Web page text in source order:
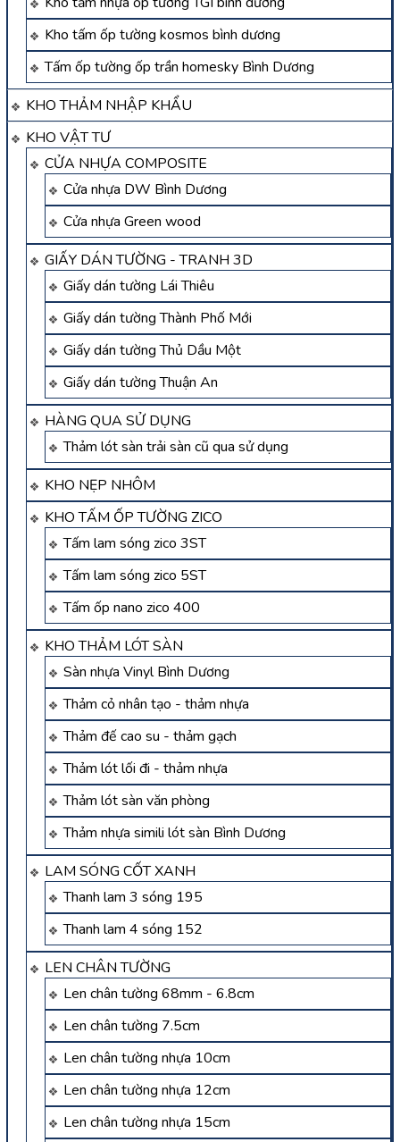
Kho tấm ốp tường kosmos bình dương
Tấm ốp tường ốp trần homesky Bình Dương
KHO THẢM NHẬP KHẨU
KHO VẬT TƯ
CỬA NHỰA COMPOSITE
Cửa nhựa DW Bình Dương
Cửa nhựa Green wood
GIẤY DÁN TƯỜNG - TRANH 3D
Giấy dán tường Lái Thiêu
Giấy dán tường Thành Phố Mới
Giấy dán tường Thủ Dầu Một
Giấy dán tường Thuận An
HÀNG QUA SỬ DỤNG
Thảm lót sàn trải sàn cũ qua sử dụng
KHO NẸP NHÔM
KHO TẤM ỐP TƯỜNG ZICO
Tấm lam sóng zico 3ST
Tấm lam sóng zico 5ST
Tấm ốp nano zico 400
KHO THẢM LÓT SÀN
Sàn nhựa Vinyl Bình Dương
Thảm cỏ nhân tạo - thảm nhựa
Thảm đế cao su - thảm gạch
Thảm lót lối đi - thảm nhựa
Thảm lót sàn văn phòng
Thảm nhựa simili lót sàn Bình Dương
LAM SÓNG CỐT XANH
Thanh lam 3 sóng 195
Thanh lam 4 sóng 152
LEN CHÂN TƯỜNG
Len chân tường 68mm - 6.8cm
Len chân tường 7.5cm
Len chân tường nhựa 10cm
Len chân tường nhựa 12cm
Len chân tường nhựa 15cm